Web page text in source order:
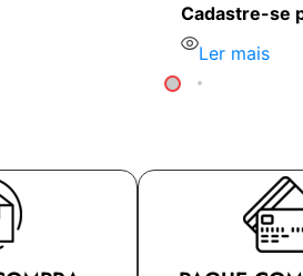
Cadastre-se
Ler mais